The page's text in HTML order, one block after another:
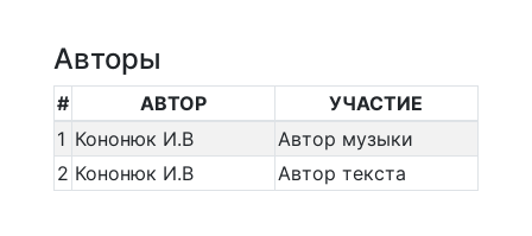
Авторы
# АВТОР
УЧАСТИЕ
1 Кононюк И.В
Автор музыки
2 Кононюк И.В Автор текста